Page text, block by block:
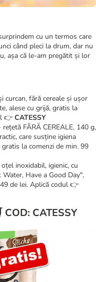
cu un termos care
când pleci la drum, dar nu
așa că le-am pregătit și lor
curcan, fără cereale și ușor
alese cu grijă, gratis la
👉 CATESSY
FĂRĂ CEREALE, 140 g,
care susține igiena
la comenzi de min. 99
inoxidabil, igienic, cu
Have a Good Day",
de lei. Aplică codul 👉
CATESSY